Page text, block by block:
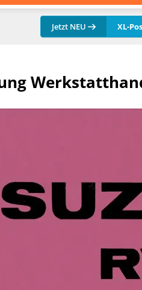
Jetzt NEU XL-